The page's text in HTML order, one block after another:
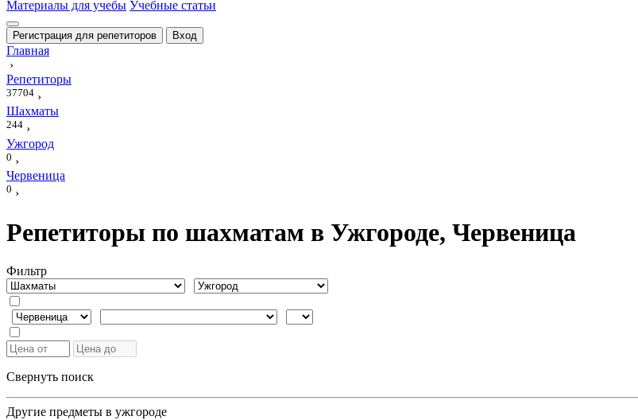
Материалы для учебы Учебные статьи
Регистрация для репетиторов Вход
Главная
›
Репетиторы
37704 ›
Шахматы
244 ›
Ужгород
0 ›
Червеница
0 ›
Репетиторы по шахматам в Ужгороде, Червеница
Фильтр
Свернуть поиск
Другие предметы в ужгороде